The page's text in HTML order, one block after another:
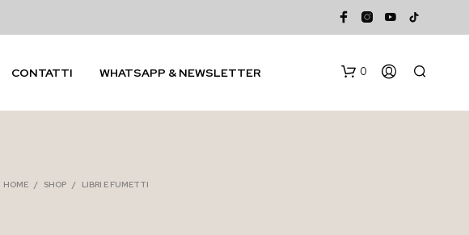
CONTATTI WHATSAPP & NEWSLETTER 0
HOME / SHOP / LIBRI E FUMETTI